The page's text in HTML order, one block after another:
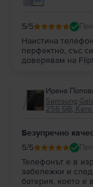
5/5
Наистина
перфектно, със
доверявам на Flip!
Ирена
Samsung
256 GB,
Безупречно
5/5
Телефонът е в
забележки и
батерия, което е